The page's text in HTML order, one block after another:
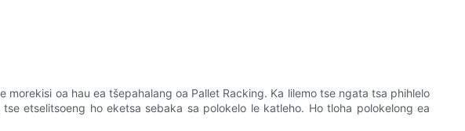
oa hau ea tšepahalang oa Pallet Racking. Ka lilemo tse ngata tsa phihlelo
etselitsoeng ho eketsa sebaka sa polokelo le katleho. Ho tloha polokelong ea